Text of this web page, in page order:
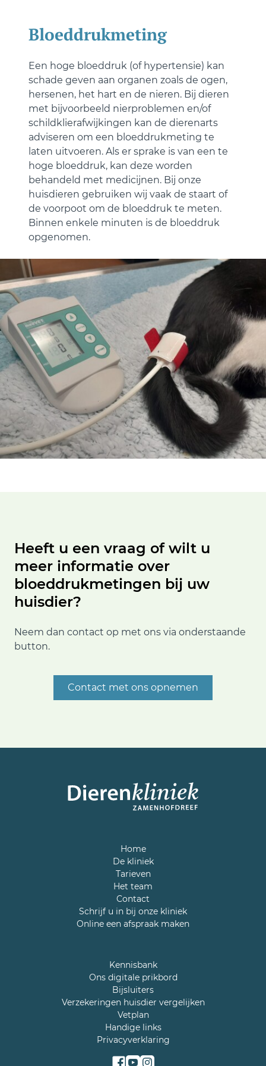
Bloeddrukmeting
Een hoge bloeddruk (of hypertensie) kan
schade geven aan organen zoals de ogen,
hersenen, het hart en de nieren. Bij dieren
met bijvoorbeeld nierproblemen en/of
schildklierafwijkingen kan de dierenarts
adviseren om een bloeddrukmeting te
laten uitvoeren. Als er sprake is van een te
hoge bloeddruk, kan deze worden
behandeld met medicijnen. Bij onze
huisdieren gebruiken wij vaak de staart of
de voorpoot om de bloeddruk te meten.
Binnen enkele minuten is de bloeddruk
opgenomen.
Heeft u een vraag of wilt u
meer informatie over
bloeddrukmetingen bij uw
huisdier?
Neem dan contact op met ons via onderstaande
button.
Contact met ons opnemen
Home
De kliniek
Tarieven
Het team
Contact
Schrijf u in bij onze kliniek
Online een afspraak maken
Kennisbank
Ons digitale prikbord
Bijsluiters
Verzekeringen huisdier vergelijken
Vetplan
Handige links
Privacyverklaring